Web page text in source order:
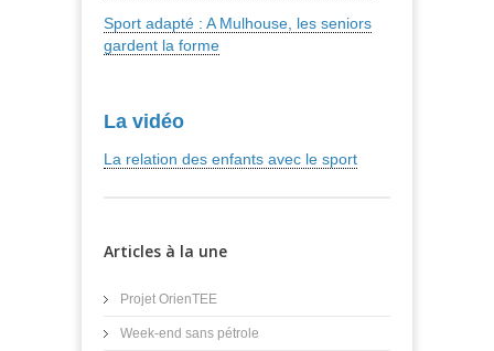
Sport adapté : A Mulhouse, les seniors
gardent la forme
La vidéo
La relation des enfants avec le sport
Articles à la une
Projet OrienTEE
Week-end sans pétrole